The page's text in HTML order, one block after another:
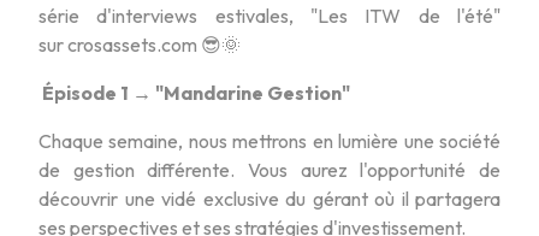
série d'interviews estivales, "Les ITW de l'été"
sur crosassets.com 😎🌞
Épisode 1 → "Mandarine Gestion"
Chaque semaine, nous mettrons en lumière une société
de gestion différente. Vous aurez l'opportunité de
découvrir une vidé exclusive du gérant où il partagera
ses perspectives et ses stratégies d'investissement.